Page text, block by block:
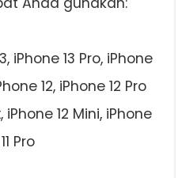
iPhone 13 Pro, iPhone
12, iPhone 12 Pro
iPhone 12 Mini, iPhone
Pro